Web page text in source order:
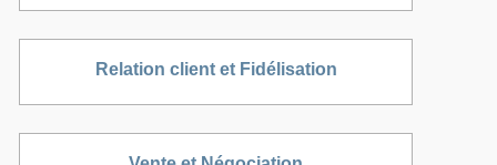
Relation client et Fidélisation